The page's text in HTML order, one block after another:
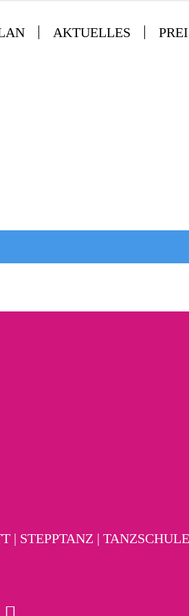
AKTUELLES
| STEPPTANZ |